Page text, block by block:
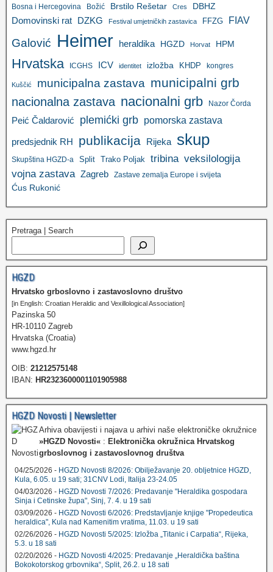
Bosna i Hercegovina Božić Brstilo Rešetar Cres DBHZ
Domovinski rat DZKG Festival umjetničkih zastavica FFZG FIAV
Galović Heimer heraldika HGZD Horvat HPM
Hrvatska ICGHS ICV identitet izložba KHDP kongres
Kuščić municipalna zastava municipalni grb
nacionalna zastava nacionalni grb Nazor Čorda
Peić Čaldarović plemićki grb pomorska zastava
predsjednik RH publikacija Rijeka skup
Skupština HGZD-a Split Trako Poljak tribina veksilologija
vojna zastava Zagreb Zastave zemalja Europe i svijeta
Ćus Rukonić
Pretraga | Search
HGZD
Hrvatsko grboslovno i zastavoslovno društvo
[in English: Croatian Heraldic and Vexillological Association]
Pazinska 50
HR-10110 Zagreb
Hrvatska (Croatia)
www.hgzd.hr
OIB: 21212575148
IBAN: HR2323600001101905988
HGZD Novosti | Newsletter
Arhiva obavijesti i najava u arhivi naše elektroničke okružnice
»HGZD Novosti« : Elektronička okružnica Hrvatskog
grboslovnog i zastavoslovnog društva
04/25/2026 - HGZD Novosti 8/2026: Obilježavanje 20. obljetnice HGZD,
Kula, 6.05. u 19 sati; 31CNV Lodi, Italija 23-24.05
04/03/2026 - HGZD Novosti 7/2026: Predavanje "Heraldika gospodara
Sinja i Cetinske župa", Sinj, 7. 4. u 19 sati
03/09/2026 - HGZD Novosti 6/2026: Predstavljanje knjige "Propedeutica
heraldica", Kula nad Kamenitim vratima, 11.03. u 19 sati
02/26/2026 - HGZD Novosti 5/2025: Izložba „Titanic i Carpatia“, Rijeka,
5.3. u 18 sati
02/20/2026 - HGZD Novosti 4/2025: Predavanje „Heraldička baština
Bokokotorskog grbovnika“, Split, 26.2. u 18 sati